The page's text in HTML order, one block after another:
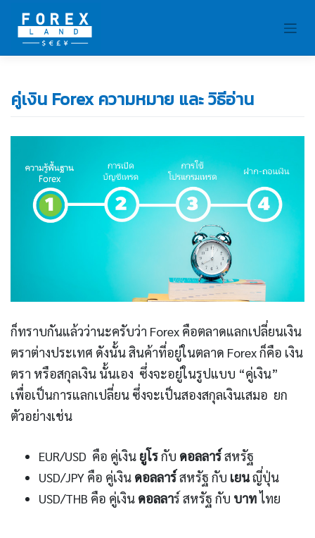
content
คู่เงิน Forex ความหมาย และ วิธีอ่าน
ก็ทราบกันแล้วว่านะครับว่า Forex คือตลาดแลกเปลี่ยนเงิน
ตราต่างประเทศ ดังนั้น สินค้าที่อยู่ในตลาด Forex ก็คือ เงิน
ตรา หรือสกุลเงิน นั้นเอง ซึ่งจะอยู่ในรูปแบบ “คู่เงิน”
เพื่อเป็นการแลกเปลี่ยน ซึ่งจะเป็นสองสกุลเงินเสมอ ยก
ตัวอย่างเช่น
EUR/USD คือ คู่เงิน ยูโรกับ ดอลลาร์สหรัฐ
USD/JPY คือ คู่เงิน ดอลลาร์สหรัฐ กับ เยนญี่ปุ่น
USD/THB คือ คู่เงิน ดอลลาร์ สหรัฐ กับ บาทไทย